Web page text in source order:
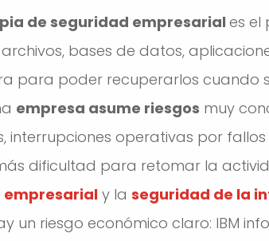
de seguridad empresarial es el
bases de datos,
para poder recuperarlos cuando
empresa asume riesgos muy
interrupciones operativas por
dificultad para retomar la
y la seguridad de la
un riesgo económico claro: IBM